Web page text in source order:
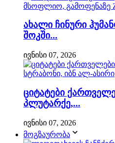
ახალი ჩინური
შოკში...
ივნისი 07, 2026
ციტატები
პლუტარქე,...
ივნისი 07, 2026
მოგზაურობა